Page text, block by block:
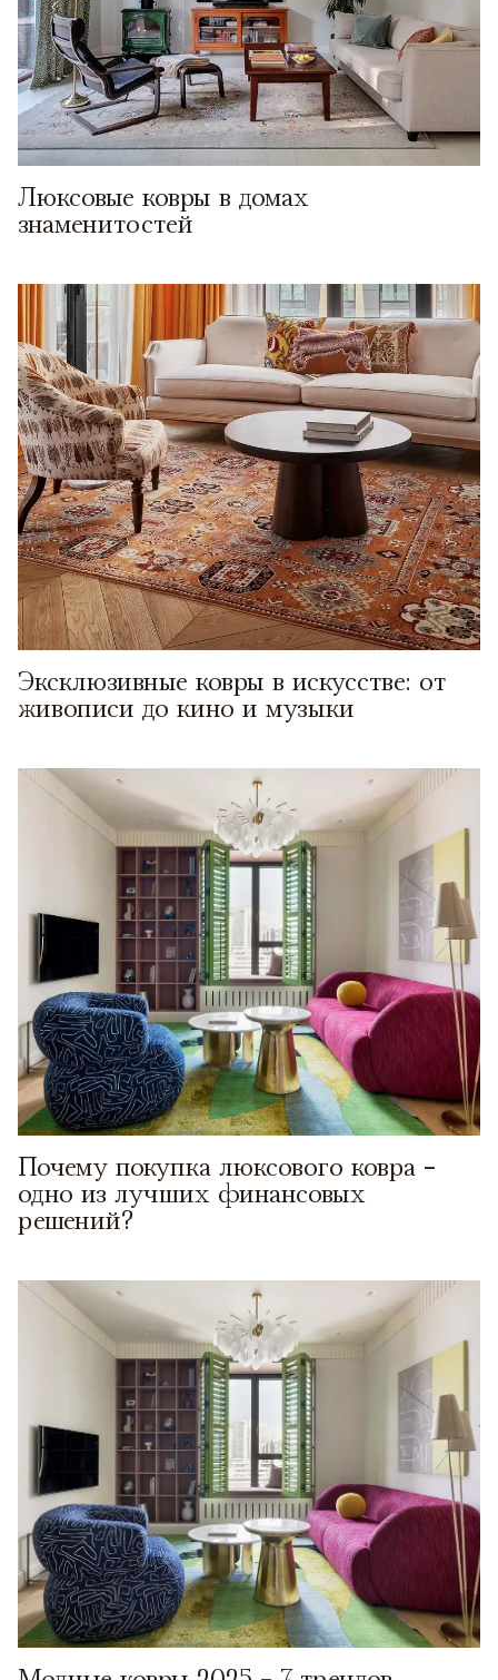
Люксовые ковры в домах
знаменитостей
Эксклюзивные ковры в искусстве: от
живописи до кино и музыки
Почему покупка люксового ковра -
одно из лучших финансовых
решений?